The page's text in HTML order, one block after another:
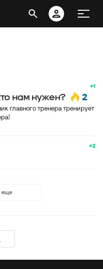
+1
нам нужен? 2
главного тренера тренирует
+2
еще